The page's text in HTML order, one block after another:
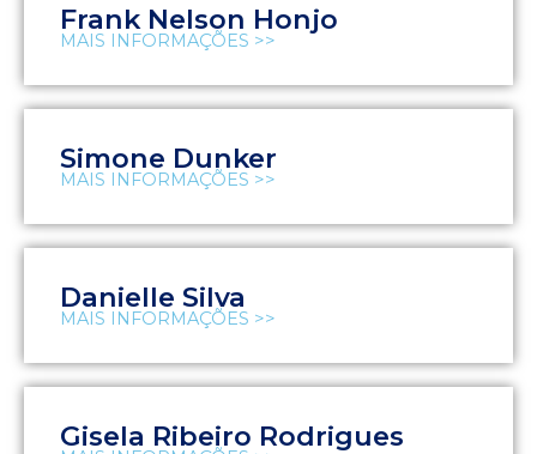
Frank Nelson Honjo
MAIS INFORMAÇÕES >>
Simone Dunker
MAIS INFORMAÇÕES >>
Danielle Silva
MAIS INFORMAÇÕES >>
Gisela Ribeiro Rodrigues